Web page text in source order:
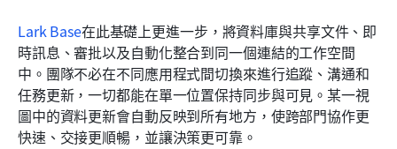
Lark Base在此基礎上更進一步，將資料庫與共享文件、即
時訊息、審批以及自動化整合到同一個連結的工作空間
中。團隊不必在不同應用程式間切換來進行追蹤、溝通和
任務更新，一切都能在單一位置保持同步與可見。某一視
圖中的資料更新會自動反映到所有地方，使跨部門協作更
快速、交接更順暢，並讓決策更可靠。